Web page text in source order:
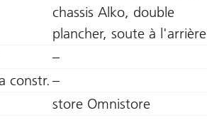
chassis Alko, double
plancher, soute à l'arrière
–
constr. –
store Omnistore